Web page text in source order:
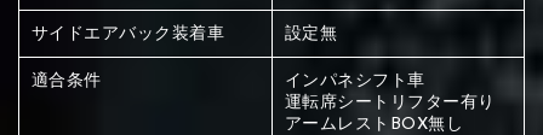
サイドエアバック装着車 設定無
適合条件
インパネシフト車
運転席シートリフター有り
アームレストBOX無し